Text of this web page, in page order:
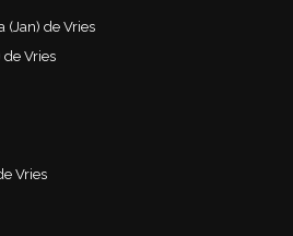
(Jan) de Vries
de Vries
Vries